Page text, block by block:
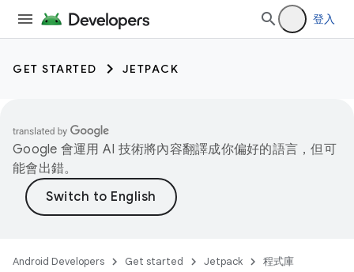
登入
GET STARTED JETPACK
Google 會運用 AI 技術將內容翻譯成你偏好的語言，但可
能會出錯。
Android Developers Get started Jetpack 程式庫